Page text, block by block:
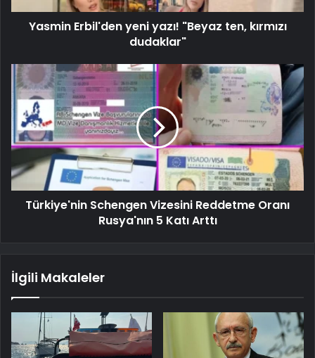
Yasmin Erbil'den yeni yazı! "Beyaz ten, kırmızı
dudaklar"
Türkiye'nin Schengen Vizesini Reddetme Oranı
Rusya'nın 5 Katı Arttı
İlgili Makaleler